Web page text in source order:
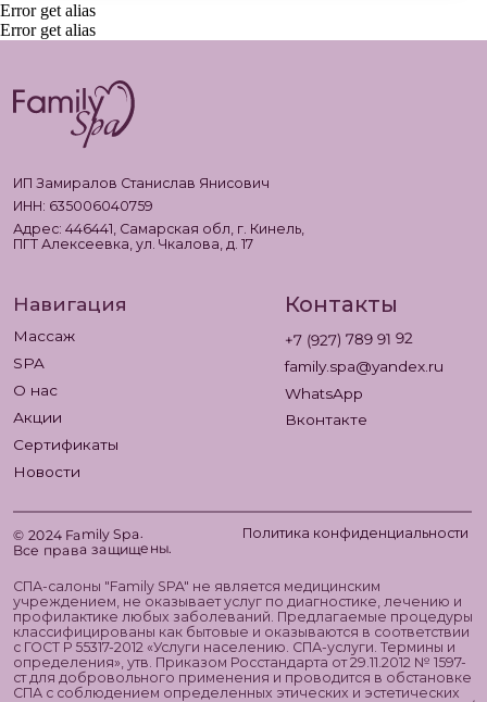
Error get alias
Error get alias